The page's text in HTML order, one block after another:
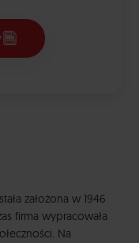
założona w 1946
firma wypracowała
Na